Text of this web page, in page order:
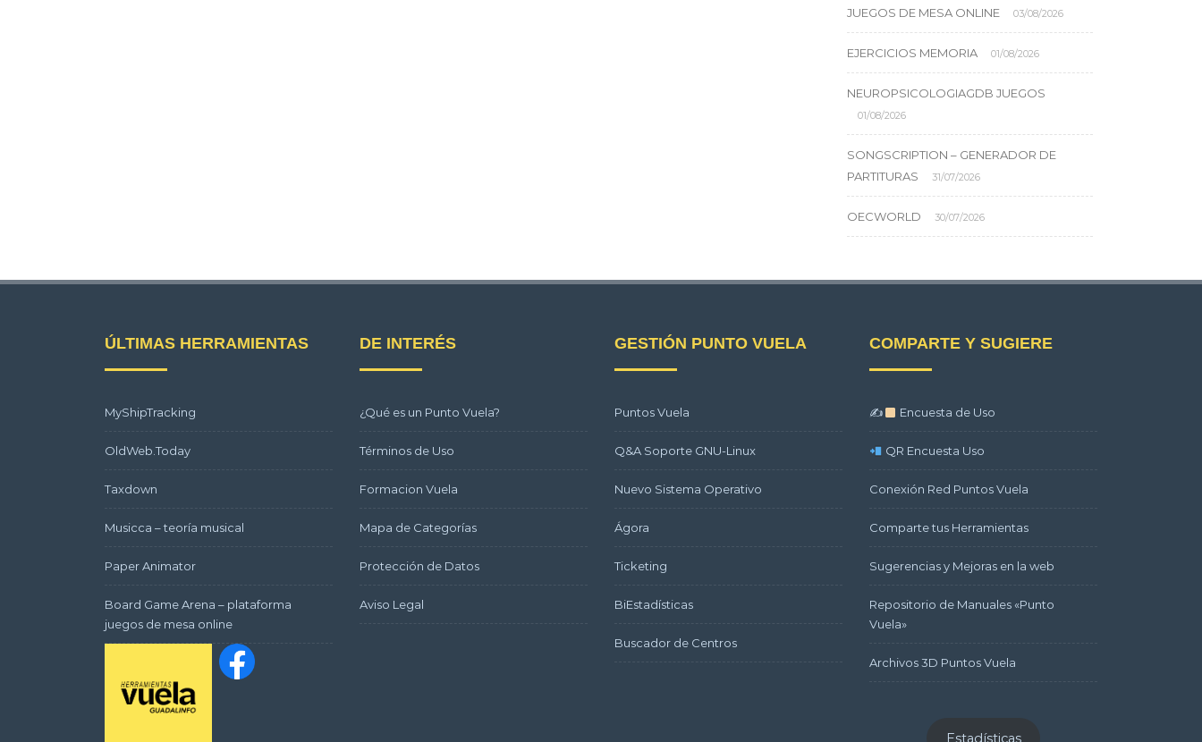
JUEGOS DE MESA ONLINE
03/08/2026
EJERCICIOS MEMORIA 01/08/2026
NEUROPSICOLOGIAGDB JUEGOS
01/08/2026
SONGSCRIPTION – GENERADOR DE
PARTITURAS
31/07/2026
OECWORLD 30/07/2026
ÚLTIMAS HERRAMIENTAS
MyShipTracking
OldWeb.Today
Taxdown
Musicca – teoría musical
Paper Animator
Board Game Arena – plataforma
juegos de mesa online
DE INTERÉS
¿Qué es un Punto Vuela?
Términos de Uso
Formacion Vuela
Mapa de Categorías
Protección de Datos
Aviso Legal
GESTIÓN PUNTO VUELA
Puntos Vuela
Q&A Soporte GNU-Linux
Nuevo Sistema Operativo
Ágora
Ticketing
BiEstadísticas
Buscador de Centros
COMPARTE Y SUGIERE
✍ Encuesta de Uso
QR Encuesta Uso
Conexión Red Puntos Vuela
Comparte tus Herramientas
Sugerencias y Mejoras en la web
Repositorio de Manuales «Punto
Vuela»
Archivos 3D Puntos Vuela
Estadísticas